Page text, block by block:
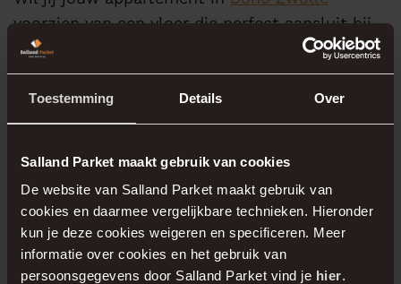
Toestemming Details Over
Salland Parket maakt gebruik van cookies
De website van Salland Parket maakt gebruik van
cookies en daarmee vergelijkbare technieken. Hieronder
kun je deze cookies weigeren en specificeren. Meer
informatie over cookies en het gebruik van
persoonsgegevens door Salland Parket vind je hier.
voorzien van een vloer die perfect aansluit bij
jouw woonwensen? Maak dan een
afspraakbij
Salland Parket. Wij adviseren je graag over de
verschillende vloer mogelijkheden en zorgen
voor een professionele installatie, volledig
Plan direct eenafspraak onlineof neem
contact met ons op via hetcontactformulier
Wij helpen je graag bij het creëren van de